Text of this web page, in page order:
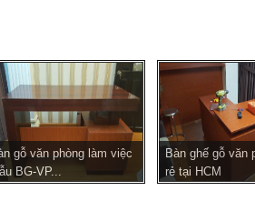
gỗ văn phòng làm việc
BG-VP...
Bàn ghế gỗ văn
rẻ tại HCM